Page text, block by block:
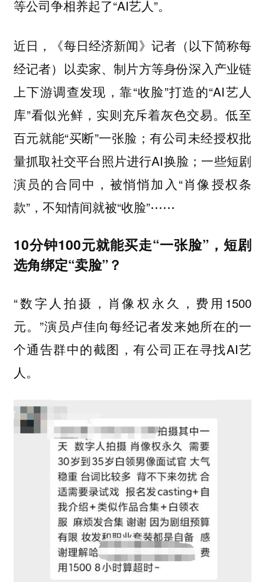
等公司争相养起了“AI艺人”。
近日，《每日经济新闻》记者（以下简称每
经记者）以卖家、制片方等身份深入产业链
上下游调查发现，靠“收脸”打造的“AI艺人
库”看似光鲜，实则充斥着灰色交易。低至
百元就能“买断”一张脸；有公司未经授权批
量抓取社交平台照片进行AI换脸；一些短剧
演员的合同中，被悄悄加入“肖像授权条
款”，不知情间就被“收脸”⋯⋯
10分钟100元就能买走“一张脸”，短剧
选角绑定“卖脸”？
“数字人拍摄，肖像权永久，费用1500
元。”演员卢佳向每经记者发来她所在的一
个通告群中的截图，有公司正在寻找AI艺
人。